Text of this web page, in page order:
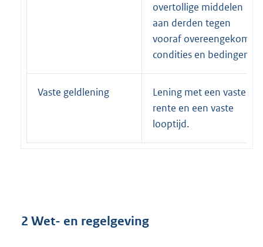
overtollige middelen
aan derden tegen
vooraf overeengekomen
condities en bedingen.
Vaste geldlening
Lening met een vaste
rente en een vaste
looptijd.
2 Wet- en regelgeving